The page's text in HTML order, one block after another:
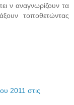
ν αναγνωρίζουν τα
τοποθετώντας
2011 στις